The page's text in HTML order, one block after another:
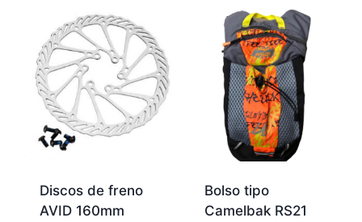
Discos de freno
AVID 160mm
Bolso tipo
Camelbak RS21